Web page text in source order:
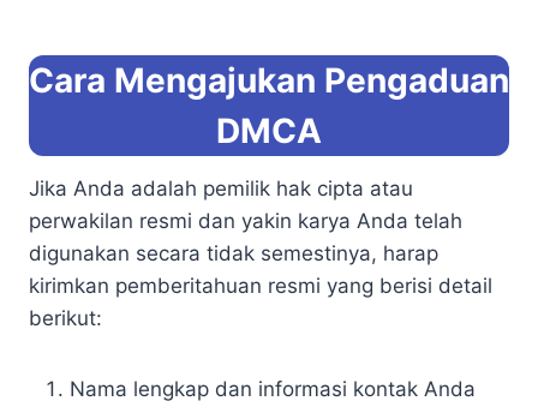
Cara Mengajukan Pengaduan
DMCA
Jika Anda adalah pemilik hak cipta atau
perwakilan resmi dan yakin karya Anda telah
digunakan secara tidak semestinya, harap
kirimkan pemberitahuan resmi yang berisi detail
berikut:
Nama lengkap dan informasi kontak Anda